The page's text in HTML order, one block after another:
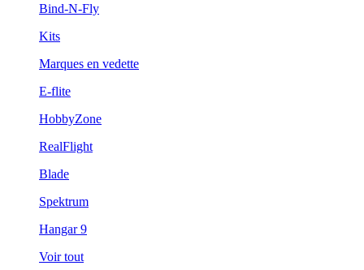
Bind-N-Fly
Kits
Marques en vedette
E-flite
HobbyZone
RealFlight
Blade
Spektrum
Hangar 9
Voir tout